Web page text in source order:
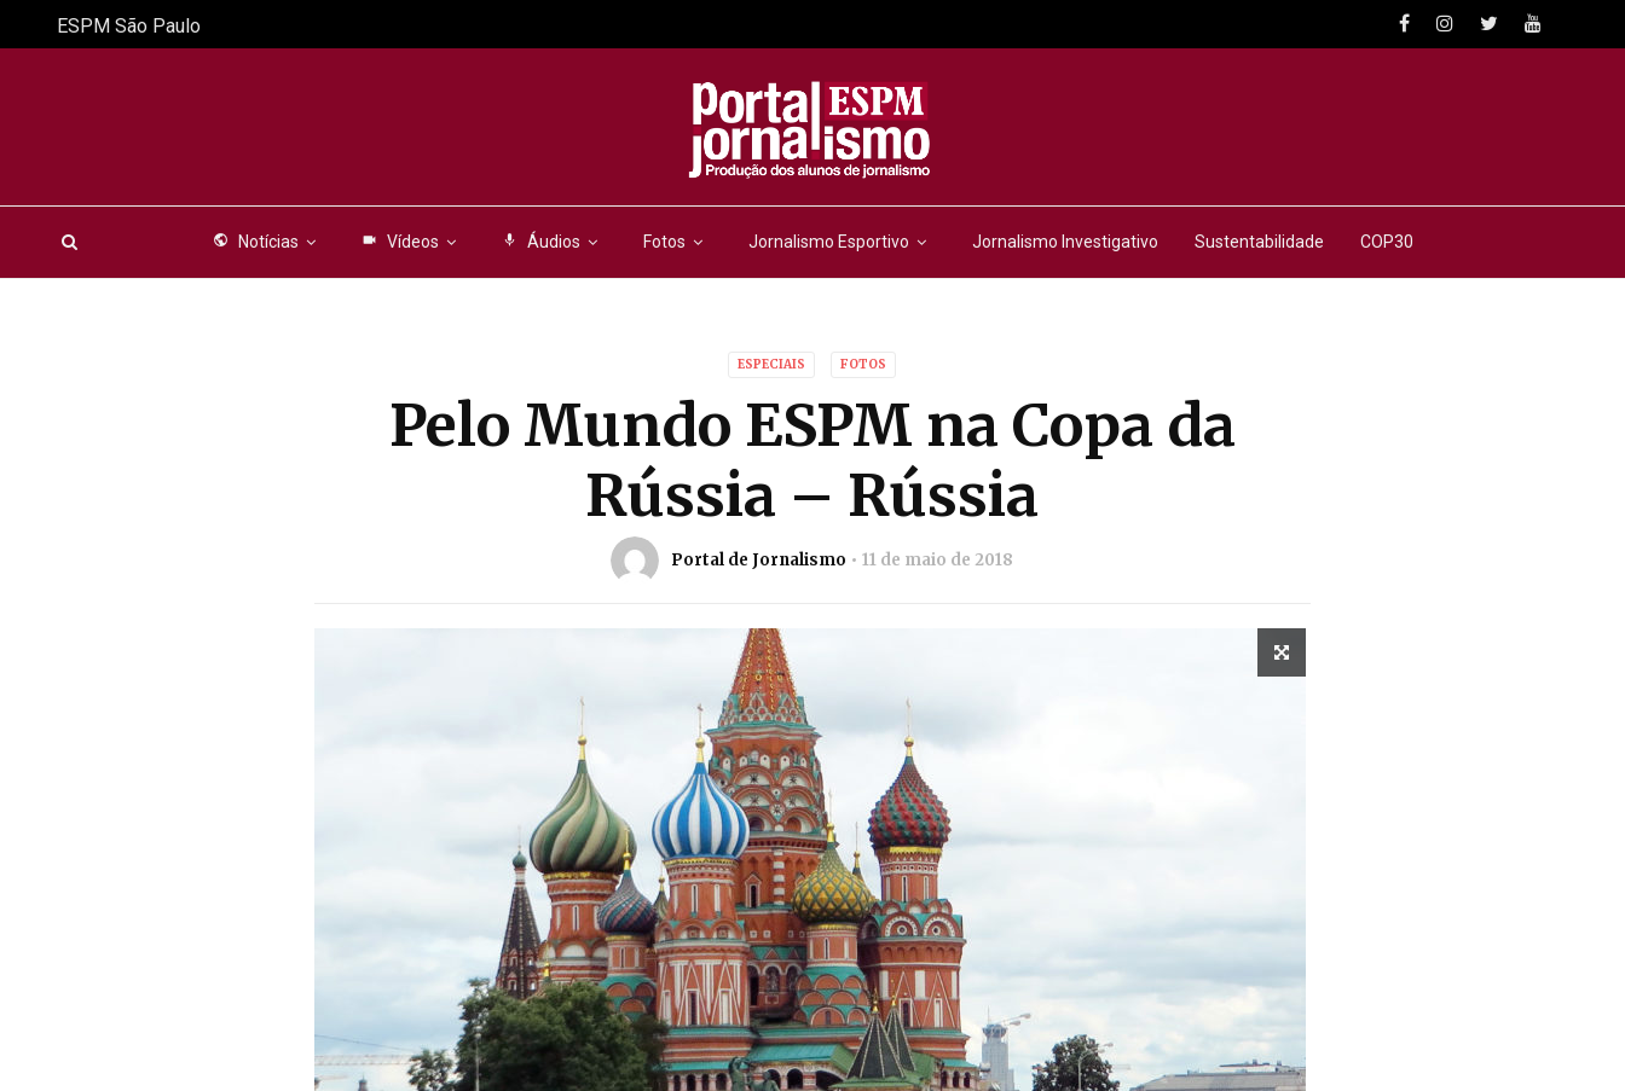
public Notícias videocam Vídeos mic Áudios Fotos Jornalismo Esportivo Jornalismo Investigativo Sustentabilidade COP30
ESPM São Paulo
ESPECIAIS FOTOS
Pelo Mundo ESPM na Copa da
Rússia – Rússia
Portal de Jornalismo 11 de maio de 2018